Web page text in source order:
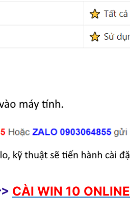
CÀI WIN 10 ONLINE